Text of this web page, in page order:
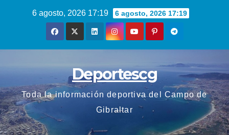
6 agosto, 2026 17:19 6 agosto, 2026 17:19
Deportescg
Toda la información deportiva del Campo de
Gibraltar